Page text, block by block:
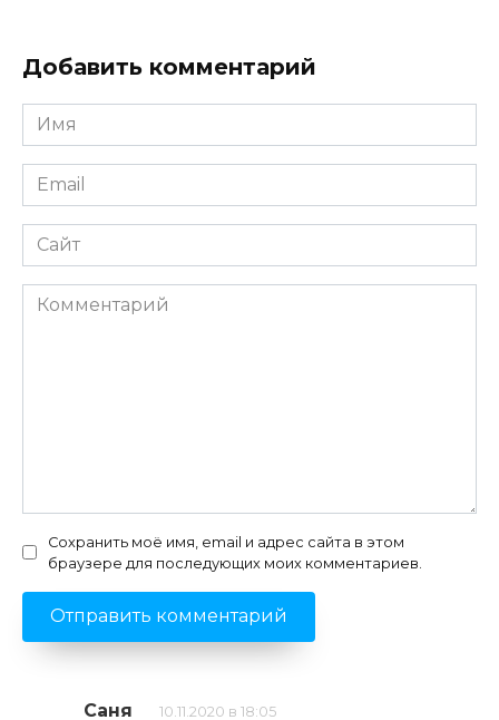
Добавить комментарий
Имя
*
Email
*
Сайт
Комментарий
Сохранить моё имя, email и адрес сайта в этом
браузере для последующих моих комментариев.
Саня 10.11.2020 в 18:05